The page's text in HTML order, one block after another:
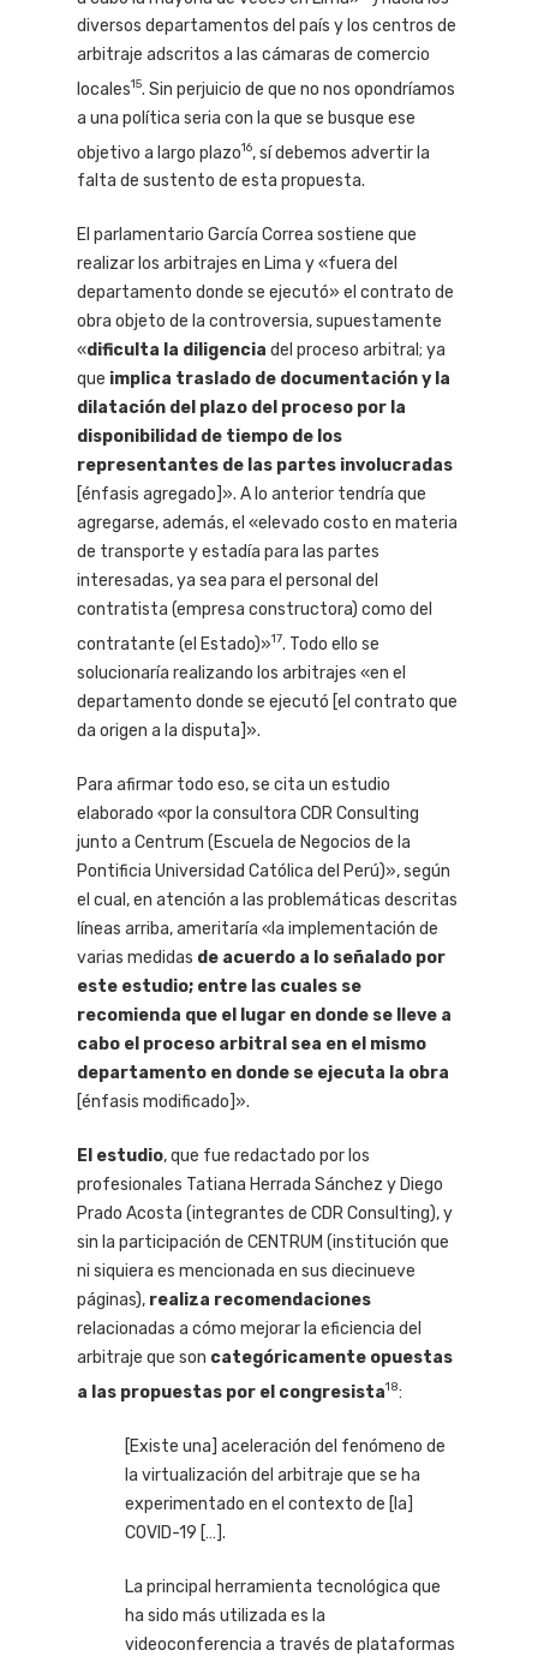
diversos departamentos del país y los centros de
arbitraje adscritos a las cámaras de comercio
locales15. Sin perjuicio de que no nos opondríamos
a una política seria con la que se busque ese
objetivo a largo plazo16, sí debemos advertir la
falta de sustento de esta propuesta.
El parlamentario García Correa sostiene que
realizar los arbitrajes en Lima y «fuera del
departamento donde se ejecutó» el contrato de
obra objeto de la controversia, supuestamente
«dificulta la diligencia del proceso arbitral; ya
que implica traslado de documentación y la
dilatación del plazo del proceso por la
disponibilidad de tiempo de los
representantes de las partes involucradas
[énfasis agregado]». A lo anterior tendría que
agregarse, además, el «elevado costo en materia
de transporte y estadía para las partes
interesadas, ya sea para el personal del
contratista (empresa constructora) como del
contratante (el Estado)»17. Todo ello se
solucionaría realizando los arbitrajes «en el
departamento donde se ejecutó [el contrato que
da origen a la disputa]».
Para afirmar todo eso, se cita un estudio
elaborado «por la consultora CDR Consulting
junto a Centrum (Escuela de Negocios de la
Pontificia Universidad Católica del Perú)», según
el cual, en atención a las problemáticas descritas
líneas arriba, ameritaría «la implementación de
varias medidas de acuerdo a lo señalado por
este estudio; entre las cuales se
recomienda que el lugar en donde se lleve a
cabo el proceso arbitral sea en el mismo
departamento en donde se ejecuta la obra
[énfasis modificado]».
El estudio, que fue redactado por los
profesionales Tatiana Herrada Sánchez y Diego
Prado Acosta (integrantes de CDR Consulting), y
sin la participación de CENTRUM (institución que
ni siquiera es mencionada en sus diecinueve
páginas), realiza recomendaciones
relacionadas a cómo mejorar la eficiencia del
arbitraje que son categóricamente opuestas
a las propuestas por el congresista18:
[Existe una] aceleración del fenómeno de
la virtualización del arbitraje que se ha
experimentado en el contexto de [la]
COVID-19 […].
La principal herramienta tecnológica que
ha sido más utilizada es la
videoconferencia a través de plataformas